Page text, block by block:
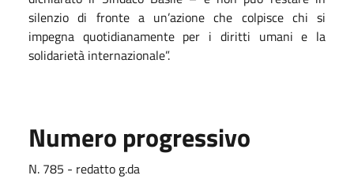
silenzio di fronte a un’azione che colpisce chi si
impegna quotidianamente per i diritti umani e la
solidarietà internazionale”.
Numero progressivo
N. 785 - redatto g.da